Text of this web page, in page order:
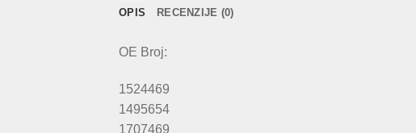
OPIS RECENZIJE (0)
OE Broj:
1524469
1495654
1707469